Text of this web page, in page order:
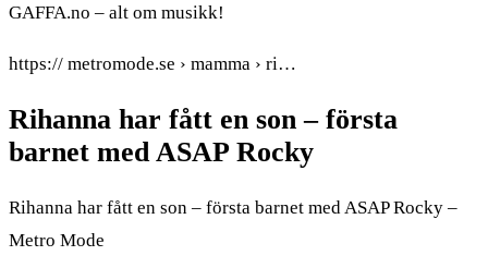
GAFFA.no – alt om musikk!
https:// metromode.se › mamma › ri…
Rihanna har fått en son – första
barnet med ASAP Rocky
Rihanna har fått en son – första barnet med ASAP Rocky –
Metro Mode